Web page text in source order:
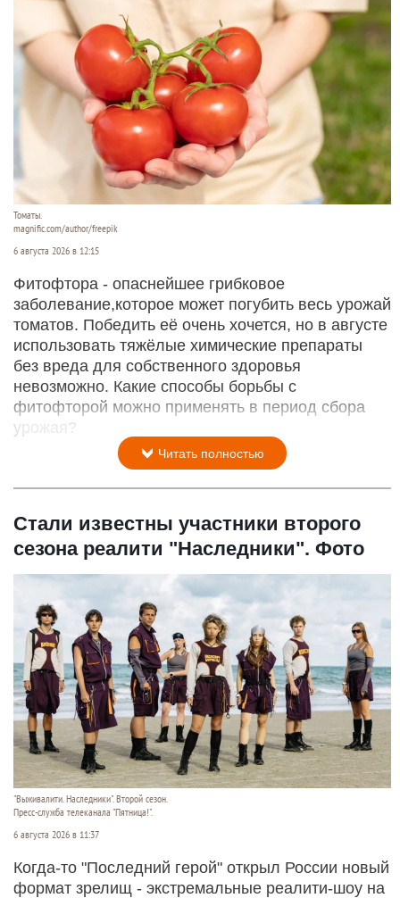
Томаты.
magnific.com/author/freepik
6 августа 2026 в 12:15
Фитофтора - опаснейшее грибковое
заболевание,которое может погубить весь урожай
томатов. Победить её очень хочется, но в августе
использовать тяжёлые химические препараты
без вреда для собственного здоровья
невозможно. Какие способы борьбы с
фитофторой можно применять в период сбора
урожая?
Читать полностью
Стали известны участники второго
сезона реалити "Наследники". Фото
"Выживалити. Наследники". Второй сезон.
Пресс-служба телеканала "Пятница!".
6 августа 2026 в 11:37
Когда-то "Последний герой" открыл России новый
формат зрелищ - экстремальные реалити-шоу на